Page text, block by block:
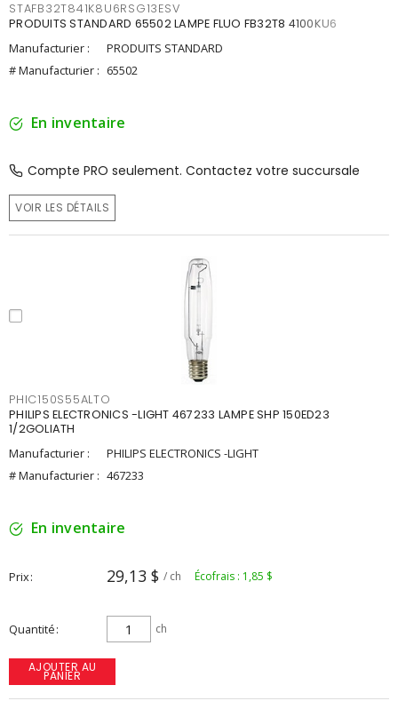
STAFB32T841K8U6RSG13ESV
PRODUITS STANDARD 65502 LAMPE FLUO FB32T8 4100KU6
Manufacturier :
PRODUITS STANDARD
# Manufacturier : 65502
En inventaire
Compte PRO seulement. Contactez votre succursale
VOIR LES DÉTAILS
PHIC150S55ALTO
PHILIPS ELECTRONICS -LIGHT 467233 LAMPE SHP 150ED23
1/2GOLIATH
Manufacturier :
PHILIPS ELECTRONICS -LIGHT
# Manufacturier : 467233
En inventaire
Prix 29,13 $ / ch Écofrais : 1,85 $
Quantité ch
AJOUTER AU
PANIER